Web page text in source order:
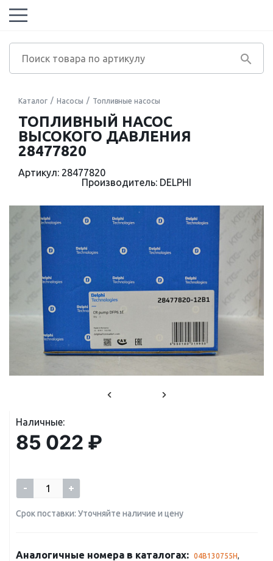
Каталог Насосы Топливные насосы
ТОПЛИВНЫЙ НАСОС
ВЫСОКОГО ДАВЛЕНИЯ
28477820
Артикул: 28477820
Производитель: DELPHI
Наличные:
85 022 ₽
- +
Срок поставки: Уточняйте наличие и цену
Аналогичные номера в каталогах: 04B130755H,